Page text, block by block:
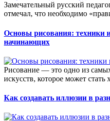
Замечательный русский
отмечал, что необходимо
Основы рисования: техники
начинающих
Рисование — это одно из
искусств, которое может стать
Как создавать иллюзии в